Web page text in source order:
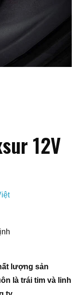
12V
lượng sản
là trái tim và linh